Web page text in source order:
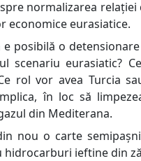
normalizarea
economice eurasiatice.
posibilă o
scenariu eurasiatic?
rol vor avea Turcia
în loc să
din Mediterana.
nou o carte
ieftine din